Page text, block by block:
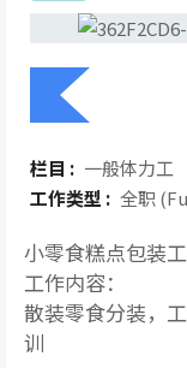
栏目 : 一般体力工
工作类型 : 全职
小零食糕点包装
工作内容：
散装零食分装，
训